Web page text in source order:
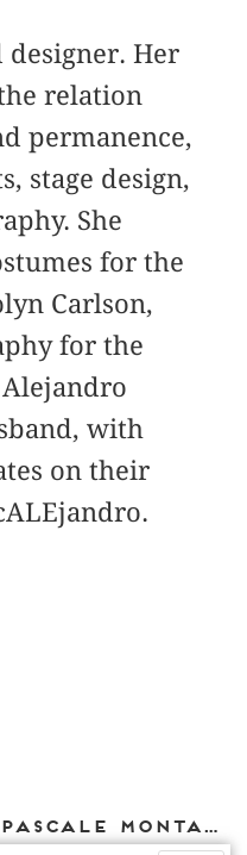
designer. Her
relation
permanence,
stage design,
She
for the
Carlson,
for the
with
on their
Weitere Texte von Pascale Montandon-Jodorowsky bei DIAPHANES